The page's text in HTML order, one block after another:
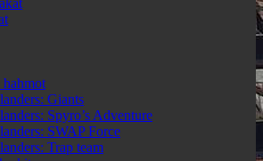
Giants
Spyro’s Adventure
SWAP Force
Trap team